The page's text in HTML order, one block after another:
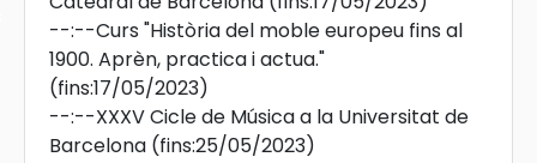
--:--Curs "Història del moble europeu fins al
1900. Aprèn, practica i actua."
(fins:17/05/2023)
--:--XXXV Cicle de Música a la Universitat de
Barcelona (fins:25/05/2023)